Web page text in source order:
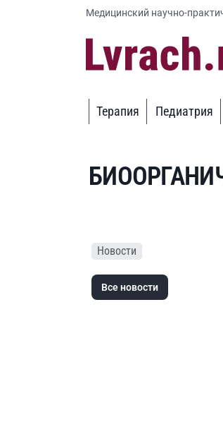
Медицинский научно-
Терапия Педиатрия
Новости
Все новости